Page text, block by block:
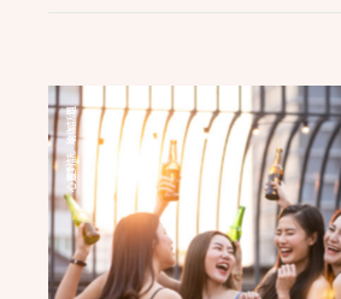
心靈對話
瑜珈話題